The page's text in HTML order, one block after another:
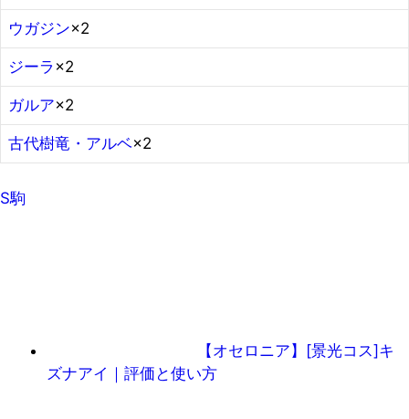
ウガジン×2
ジーラ ×2
ガルア×2
古代樹竜・アルベ×2
S駒
【オセロニア】[景光コス]キ
ズナアイ｜評価と使い方